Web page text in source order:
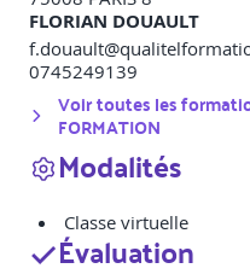
FLORIAN DOUAULT
0745249139
Voir toutes les
FORMATION
Modalités
Classe virtuelle
Évaluation